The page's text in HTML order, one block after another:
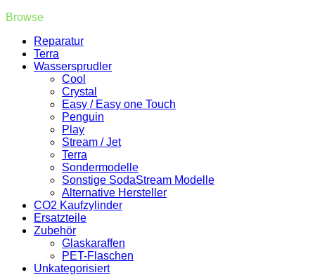
Browse
Reparatur
Terra
Wassersprudler
Cool
Crystal
Easy / Easy one Touch
Penguin
Play
Stream / Jet
Terra
Sondermodelle
Sonstige SodaStream Modelle
Alternative Hersteller
CO2 Kaufzylinder
Ersatzteile
Zubehör
Glaskaraffen
PET-Flaschen
Unkategorisiert